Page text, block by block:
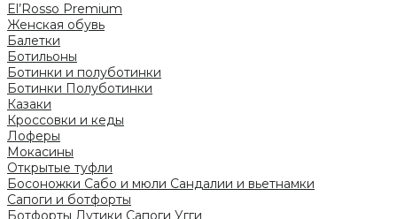
El’Rosso Premium
Женская обувь
Балетки
Ботильоны
Ботинки и полуботинки
Ботинки Полуботинки
Казаки
Кроссовки и кеды
Лоферы
Мокасины
Открытые туфли
Босоножки Сабо и мюли Сандалии и вьетнамки
Сапоги и ботфорты
Ботфорты Дутики Сапоги Угги